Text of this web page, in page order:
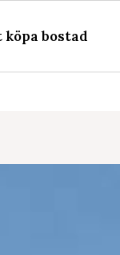
köpa bostad